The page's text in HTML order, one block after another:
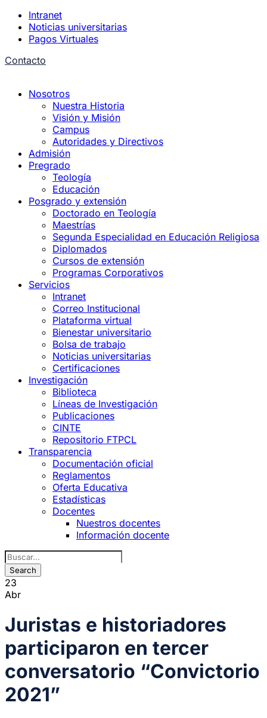
Intranet
Noticias universitarias
Pagos Virtuales
Contacto
Nosotros
Nuestra Historia
Visión y Misión
Campus
Autoridades y Directivos
Admisión
Pregrado
Teología
Educación
Posgrado y extensión
Doctorado en Teología
Maestrías
Segunda Especialidad en Educación Religiosa
Diplomados
Cursos de extensión
Programas Corporativos
Servicios
Intranet
Correo Institucional
Plataforma virtual
Bienestar universitario
Bolsa de trabajo
Noticias universitarias
Certificaciones
Investigación
Biblioteca
Líneas de Investigación
Publicaciones
CINTE
Repositorio FTPCL
Transparencia
Documentación oficial
Reglamentos
Oferta Educativa
Estadísticas
Docentes
Nuestros docentes
Información docente
23
Abr
Juristas e historiadores
participaron en tercer
conversatorio “Convictorio
2021”